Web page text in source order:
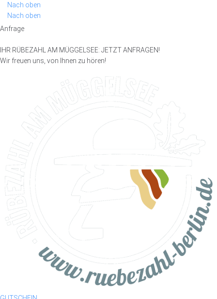
Nach oben
Nach oben
Anfrage
IHR RÜBEZAHL AM MÜGGELSEE: JETZT ANFRAGEN!
Wir freuen uns, von Ihnen zu hören!